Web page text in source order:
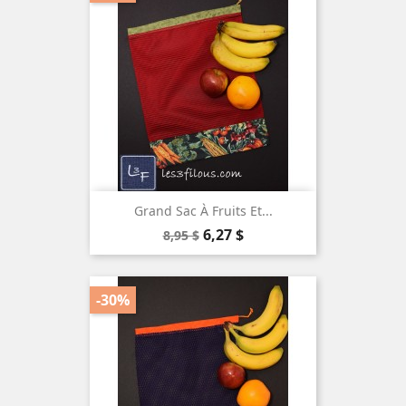
Grand Sac À Fruits Et...
Prix
de
8,95 $ Prix
6,27 $
-30%